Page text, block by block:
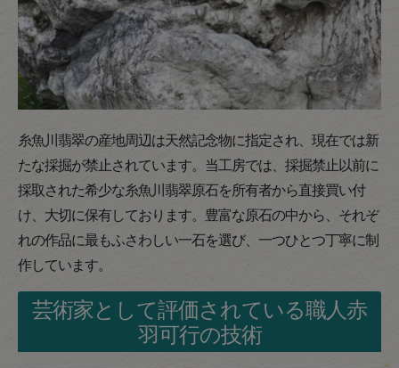
糸魚川翡翠の産地周辺は天然記念物に指定され、現在では新
たな採掘が禁止されています。当工房では、採掘禁止以前に
採取された希少な糸魚川翡翠原石を所有者から直接買い付
け、大切に保有しております。豊富な原石の中から、それぞ
れの作品に最もふさわしい一石を選び、一つひとつ丁寧に制
作しています。
芸術家として評価されている職人赤
羽可行の技術